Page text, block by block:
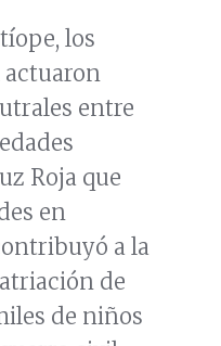
los
actuaron
entre
Roja que
en
a la
de
de niños